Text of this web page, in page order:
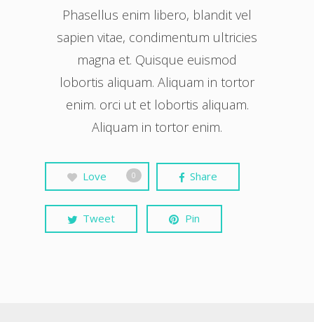
Phasellus enim libero, blandit vel
sapien vitae, condimentum ultricies
magna et. Quisque euismod
lobortis aliquam. Aliquam in tortor
enim. orci ut et lobortis aliquam.
Aliquam in tortor enim.
Love 0 Share
Tweet Pin